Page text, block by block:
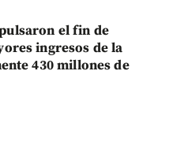
el fin de
ingresos de la
430 millones de